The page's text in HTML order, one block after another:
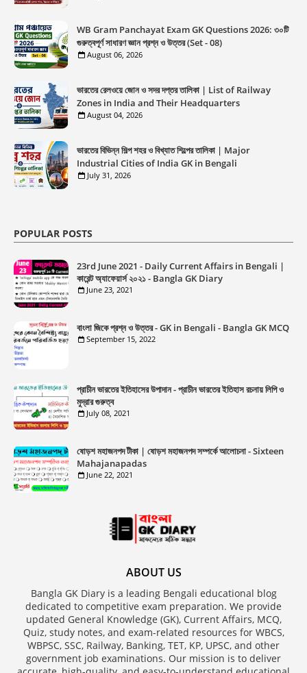
WB Gram Panchayat Exam GK Questions 2026: ৩০টি
গুরুত্বপূর্ণ সাধারণ জ্ঞান প্রশ্ন ও উত্তর (Set - 08)
August 06, 2026
ভারতের রেলওয়ে জোন ও সদর দপ্তর তালিকা | List of Railway
Zones in India and Their Headquarters
August 04, 2026
ভারতের বিভিন্ন শিল্প শহর ও বিখ্যাত শিল্পের তালিকা | Major
Industrial Cities of India GK in Bengali
July 31, 2026
POPULAR POSTS
23rd June 2021 - Daily Current Affairs in Bengali |
কারেন্ট অ্যাফেয়ার্স ২০২১ - Bangla GK Diary
June 23, 2021
বাংলা জিকে প্রশ্ন ও উত্তর - GK in Bengali - Bangla GK MCQ
September 15, 2022
প্রাচীন ভারতের ইতিহাসের উপাদান - প্রাচীন ভারতের ইতিহাস রচনায় লিপি ও
মুদ্রার গুরুত্ব
July 08, 2021
ষোড়শ মহাজনপদ টীকা | ষোড়শ মহাজনপদ সম্পর্কে আলোচনা - Sixteen
Mahajanapadas
June 22, 2021
ABOUT US
Bangla GK Diary is a leading Bengali educational blog
dedicated to competitive exam preparation. We provide
updated General Knowledge (GK), Current Affairs, MCQ,
Quiz, study notes, and exam-related resources for WBCS,
WBPSC, SSC, Railway, Banking, TET, KP, UPSC, and other
government job examinations. Our mission is to deliver